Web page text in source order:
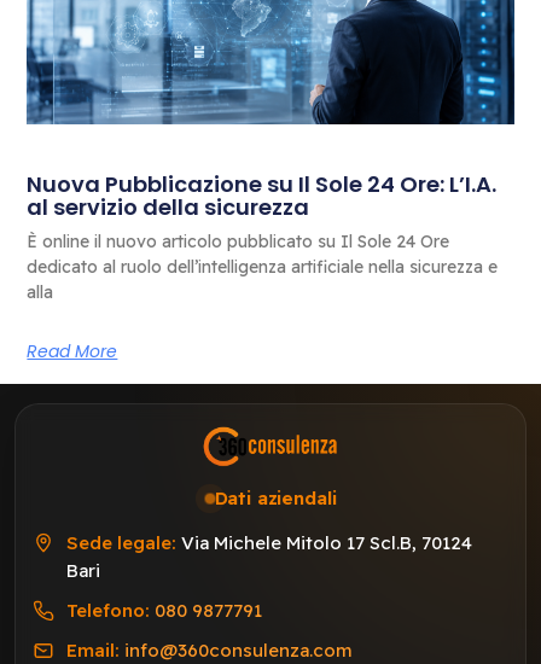
Nuova Pubblicazione su Il Sole 24 Ore: L’I.A.
al servizio della sicurezza
È online il nuovo articolo pubblicato su Il Sole 24 Ore
dedicato al ruolo dell’intelligenza artificiale nella sicurezza e
alla
Read More
Dati aziendali
Sede legale: Via Michele Mitolo 17 Scl.B, 70124
Bari
Telefono: 080 9877791
Email: info@360consulenza.com